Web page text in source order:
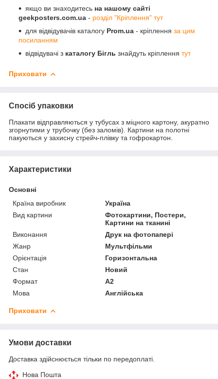
якщо ви знаходитесь на нашому сайті
geekposters.com.ua - розділ "Кріплення" тут
для відвідувачів каталогу Prom.ua - кріплення за цим
посиланням
відвідувачі з каталогу Бігль знайдуть кріплення тут
Приховати
Спосіб упаковки
Плакати відправляються у тубусах з міцного картону, акуратно
згорнутими у трубочку (без заломів). Картини на полотні
пакуються у захисну стрейч-плівку та гофрокартон.
Характеристики
Основні
Країна виробник
Україна
Вид картини
Фотокартини, Постери,
Картини на тканині
Виконання
Друк на фотопапері
Жанр
Мультфільми
Орієнтація
Горизонтальна
Стан
Новий
Формат
A2
Мова
Англійська
Приховати
Умови доставки
Доставка здійснюється тільки по передоплаті.
Нова Пошта